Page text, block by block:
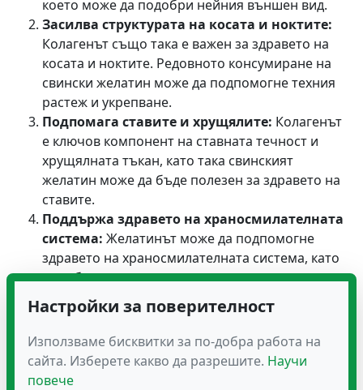
което може да подобри нейния външен вид.
Засилва структурата на косата и ноктите:
Колагенът също така е важен за здравето на
косата и ноктите. Редовното консумиране на
свински желатин може да подпомогне техния
растеж и укрепване.
Подпомага ставите и хрущялите: Колагенът
е ключов компонент на ставната течност и
хрущялната тъкан, като така свинският
желатин може да бъде полезен за здравето на
ставите.
Поддържа здравето на храносмилателната
система: Желатинът може да подпомогне
здравето на храносмилателната система, като
подобрява състоянието на стената на червата
и улеснява процеса на дигерция.
Подобрява сънните цикли:
Аминокиселината глицин, която се съдържа в
желатина, може да има успокояващ ефект и да
подпомогне добрия сън.
Настройки за поверителност
Използваме бисквитки за по-добра работа на
сайта. Изберете какво да разрешите. Научи
повече